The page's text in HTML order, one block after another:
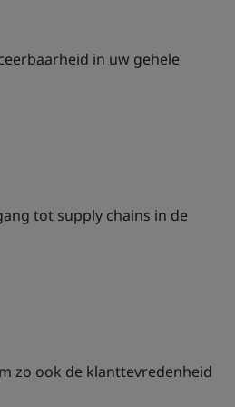
in uw gehele
tot supply chains in de
zo ook de klanttevredenheid